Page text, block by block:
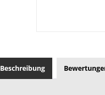
Beschreibung